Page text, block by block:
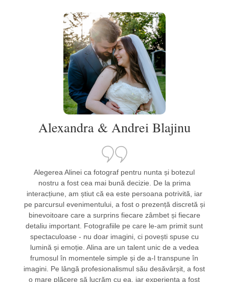
Alexandra & Andrei Blajinu
Alegerea Alinei ca fotograf pentru nunta și botezul
nostru a fost cea mai bună decizie. De la prima
interacțiune, am știut că ea este persoana potrivită, iar
pe parcursul evenimentului, a fost o prezență discretă și
binevoitoare care a surprins fiecare zâmbet și fiecare
detaliu important. Fotografiile pe care le-am primit sunt
spectaculoase - nu doar imagini, ci povești spuse cu
lumină și emoție. Alina are un talent unic de a vedea
frumosul în momentele simple și de a-l transpune în
imagini. Pe lângă profesionalismul său desăvârșit, a fost
o mare plăcere să lucrăm cu ea, iar experiența a fost